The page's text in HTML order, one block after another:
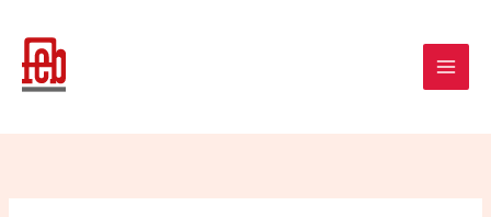
content